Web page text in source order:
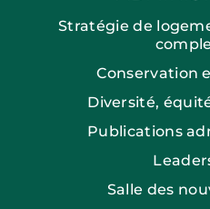
Stratégie de
Conservation
Diversité,
Publications
Salle des